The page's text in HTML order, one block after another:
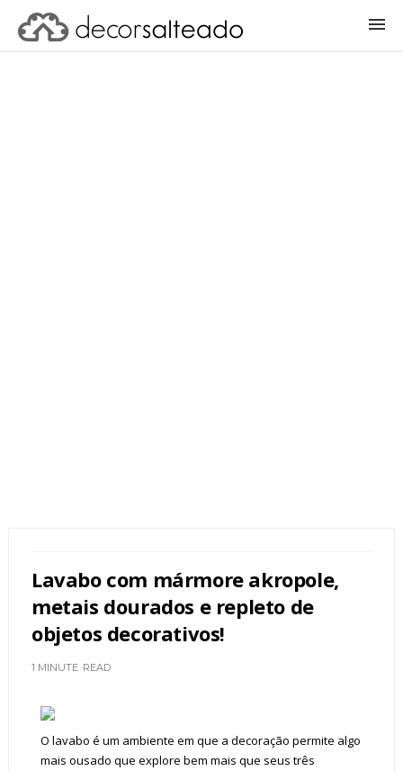
Lavabo com mármore akropole,
metais dourados e repleto de
objetos decorativos!
1 MINUTE READ
O lavabo é um ambiente em que a decoração permite algo
mais ousado que explore bem mais que seus três